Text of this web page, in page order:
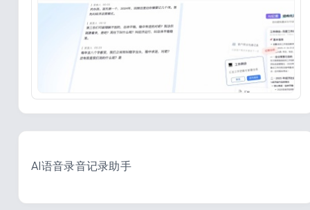
AI语音录音记录助手